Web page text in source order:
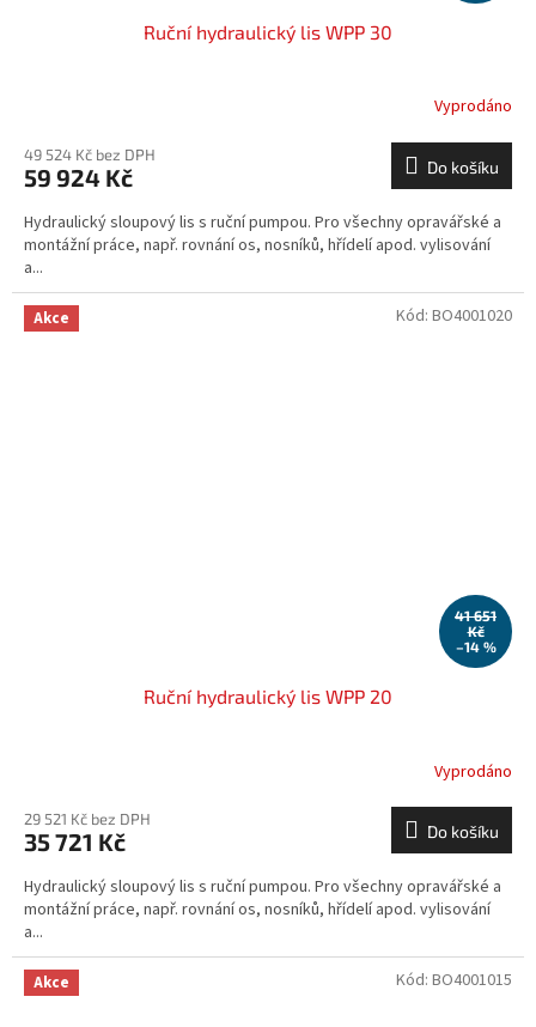
Ruční hydraulický lis WPP 30
Vyprodáno
49 524 Kč bez DPH
59 924 Kč Do košíku
Hydraulický sloupový lis s ruční pumpou. Pro všechny opravářské a
montážní práce, např. rovnání os, nosníků, hřídelí apod. vylisování
a...
Akce
41 651
Kč
–14 %
Ruční hydraulický lis WPP 20
Vyprodáno
29 521 Kč bez DPH
35 721 Kč Do košíku
Hydraulický sloupový lis s ruční pumpou. Pro všechny opravářské a
montážní práce, např. rovnání os, nosníků, hřídelí apod. vylisování
a...
Kód: BO4001020
Akce Kód: BO4001015